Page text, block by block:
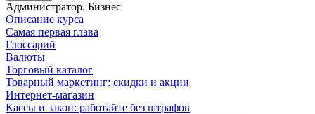
Администратор. Бизнес
Описание курса
Самая первая глава
Глоссарий
Валюты
Торговый каталог
Товарный маркетинг: скидки и акции
Интернет-магазин
Кассы и закон: работайте без штрафов